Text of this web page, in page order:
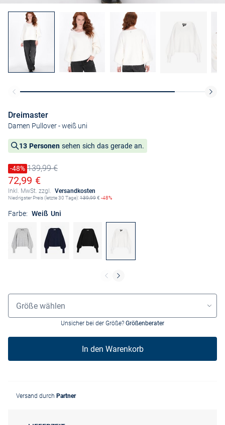
Dreimaster
Damen Pullover- weiß uni
13 Personen sehen sich das gerade an.
Preis reduziert um
-48%
Alter Preis139,99 €
Ermäßigter Preis
72,99 €
Inkl. MwSt. zzgl. Versandkosten
Niedrigster Preis (letzte 30 Tage):139,99€ -48%
Farbe: Weiß Uni
Größenauswahl
Größe wählen
Unsicher bei der Größe? Größenberater
In den Warenkorb
Versand durch Partner